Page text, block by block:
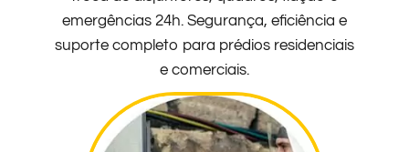
emergências 24h. Segurança, eficiência e
suporte completo para prédios residenciais
e comerciais.